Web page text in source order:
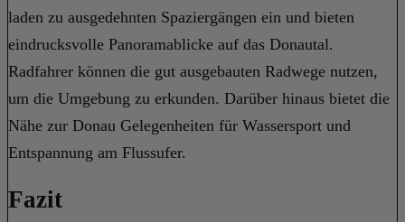
laden zu ausgedehnten Spaziergängen ein und bieten
eindrucksvolle Panoramablicke auf das Donautal.
Radfahrer können die gut ausgebauten Radwege nutzen,
um die Umgebung zu erkunden. Darüber hinaus bietet die
Nähe zur Donau Gelegenheiten für Wassersport und
Entspannung am Flussufer.
Fazit